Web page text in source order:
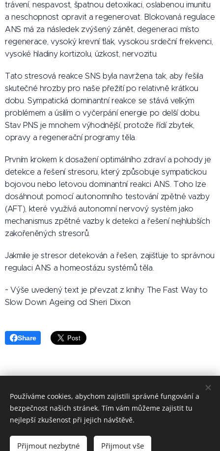
trávení, nespavost, špatnou detoxikaci, oslabenou imunitu
a neschopnost opravit a regenerovat. Blokovaná regulace
ANS má za následek zvýšený zánět, degeneraci místo
regenerace, vysoký krevní tlak, vysokou srdeční frekvenci,
vysoké hladiny kortizolu, úzkost, nervozitu.
Tato stresová reakce SNS byla navržena tak, aby řešila
skutečné hrozby pro naše přežití po relativně krátkou
dobu. Sympatická dominantní reakce se stává velkým
problémem a úsilím o vyčerpání energie po delší dobu.
Stav PNS je mnohem výhodnější, protože řídí zbytek,
opravy a regenerační programy těla.
Prvním krokem k dosažení optimálního zdraví a pohody je
detekce a řešení stresoru, který způsobuje sympatickou
bojovou nebo letovou dominantní reakci ANS. Toho lze
dosáhnout pomocí autonomního testování zpětné vazby
(AFT), které využívá autonomní nervový systém jako
mechanismus zpětné vazby k detekci a řešení nejhlubších
zakořeněných stresorů.
Jakmile je stresor detekován a řešen, zajišťuje to správnou
regulaci ANS a homeostázu systémů těla.
~ Výše uvedený text je převzat z knihy The Fast Way to
Slow Down Ageing od Sheri Dixon
Share
© 2019-2021 Ing. Pavla Moravcová︵︶ certifikovaná BCST
Vytvořeno službouWebnode
Používáme cookies, abychom zajistili správné fungování a
bezpečnost našich stránek. Tím vám můžeme zajistit tu
nejlepší zkušenost při jejich návštěvě.
Přijmout nezbytné Přijmout vše